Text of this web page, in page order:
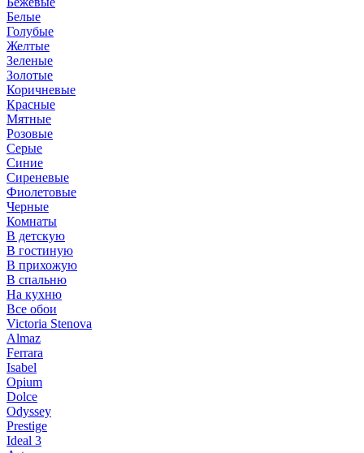
Белые
Голубые
Желтые
Зеленые
Золотые
Коричневые
Красные
Мятные
Розовые
Серые
Синие
Сиреневые
Фиолетовые
Черные
Комнаты
В детскую
В гостиную
В прихожую
В спальню
На кухню
Все обои
Victoria Stenova
Almaz
Ferrara
Isabel
Opium
Dolce
Odyssey
Prestige
Ideal 3